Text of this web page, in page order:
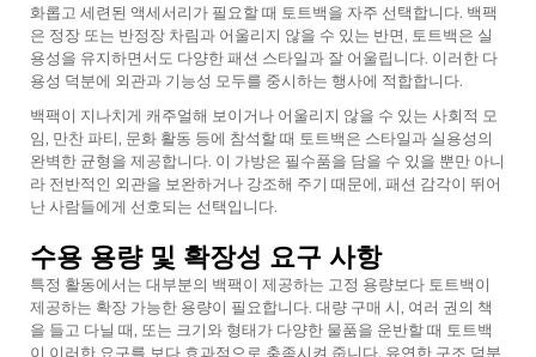
화롭고 세련된 액세서리가 필요할 때 토트백을 자주 선택합니다. 백팩
은 정장 또는 반정장 차림과 어울리지 않을 수 있는 반면, 토트백은 실
용성을 유지하면서도 다양한 패션 스타일과 잘 어울립니다. 이러한 다
용성 덕분에 외관과 기능성 모두를 중시하는 행사에 적합합니다.
백팩이 지나치게 캐주얼해 보이거나 어울리지 않을 수 있는 사회적 모
임, 만찬 파티, 문화 활동 등에 참석할 때 토트백은 스타일과 실용성의
완벽한 균형을 제공합니다. 이 가방은 필수품을 담을 수 있을 뿐만 아니
라 전반적인 외관을 보완하거나 강조해 주기 때문에, 패션 감각이 뛰어
난 사람들에게 선호되는 선택입니다.
수용 용량 및 확장성 요구 사항
특정 활동에서는 대부분의 백팩이 제공하는 고정 용량보다 토트백이
제공하는 확장 가능한 용량이 필요합니다. 대량 구매 시, 여러 권의 책
을 들고 다닐 때, 또는 크기와 형태가 다양한 물품을 운반할 때 토트백
이 이러한 요구를 보다 효과적으로 충족시켜 줍니다. 유연한 구조 덕분